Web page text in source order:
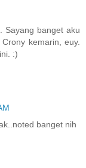
Sayang banget aku
kemarin, euy.
:)
banget nih